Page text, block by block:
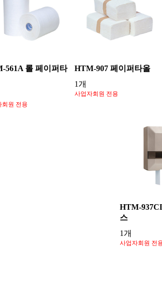
561A 롤 페이퍼타
회원 전용
HTM-907 페이퍼타올
1개
사업자회원 전용
HTM-
스
1개
사업자회원 전